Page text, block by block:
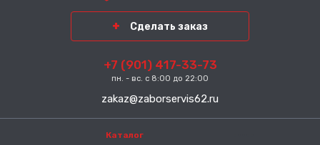
Сделать заказ
+7 (901) 417-33-73
пн. - вс. с 8:00 до 22:00
zakaz@zaborservis62.ru
Каталог